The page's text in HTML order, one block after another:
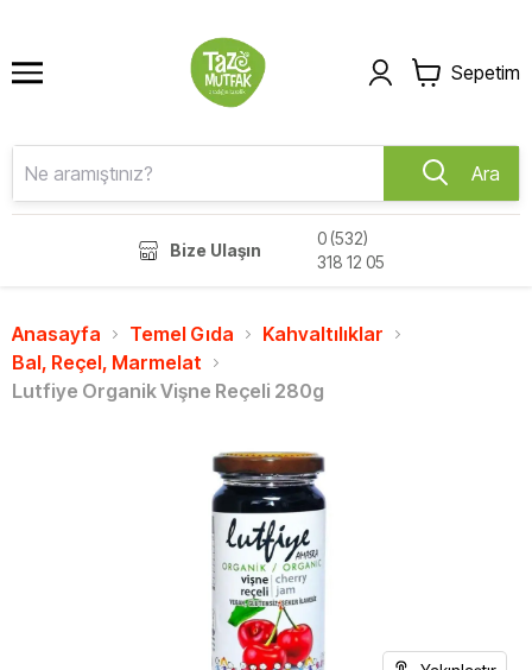
Sepetim
Ara
Bize Ulaşın
0 (532)
318 12 05
Anasayfa Temel Gıda
Kahvaltılıklar
Bal, Reçel, Marmelat
Lutfiye Organik Vişne Reçeli 280g